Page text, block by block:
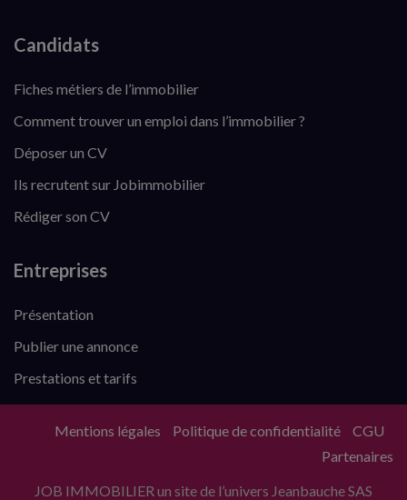
Candidats
Fiches métiers de l’immobilier
Comment trouver un emploi dans l’immobilier ?
Déposer un CV
Ils recrutent sur Jobimmobilier
Rédiger son CV
Entreprises
Présentation
Publier une annonce
Prestations et tarifs
JOB IMMOBILIER un site de l’univers Jeanbauche SAS
Mentions légales Politique de confidentialité
CGU
Partenaires